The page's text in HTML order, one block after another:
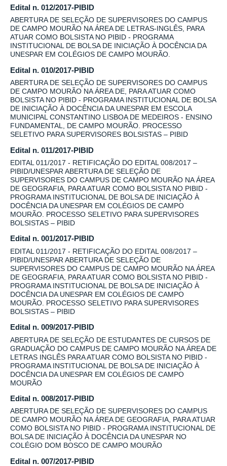
Edital n. 012/2017-PIBID
ABERTURA DE SELEÇÃO DE SUPERVISORES DO CAMPUS
DE CAMPO MOURÃO NA ÁREA DE LETRAS-INGLÊS, PARA
ATUAR COMO BOLSISTA NO PIBID - PROGRAMA
INSTITUCIONAL DE BOLSA DE INICIAÇÃO À DOCÊNCIA DA
UNESPAR EM COLÉGIOS DE CAMPO MOURÃO.
Edital n. 010/2017-PIBID
ABERTURA DE SELEÇÃO DE SUPERVISORES DO CAMPUS
DE CAMPO MOURÃO NA ÁREA DE, PARA ATUAR COMO
BOLSISTA NO PIBID - PROGRAMA INSTITUCIONAL DE BOLSA
DE INICIAÇÃO À DOCÊNCIA DA UNESPAR EM ESCOLA
MUNICIPAL CONSTANTINO LISBOA DE MEDEIROS - ENSINO
FUNDAMENTAL, DE CAMPO MOURÃO. PROCESSO
SELETIVO PARA SUPERVISORES BOLSISTAS – PIBID
Edital n. 011/2017-PIBID
EDITAL 011/2017 - RETIFICAÇÃO DO EDITAL 008/2017 –
PIBID/UNESPAR ABERTURA DE SELEÇÃO DE
SUPERVISORES DO CAMPUS DE CAMPO MOURÃO NA ÁREA
DE GEOGRAFIA, PARA ATUAR COMO BOLSISTA NO PIBID -
PROGRAMA INSTITUCIONAL DE BOLSA DE INICIAÇÃO À
DOCÊNCIA DA UNESPAR EM COLÉGIOS DE CAMPO
MOURÃO. PROCESSO SELETIVO PARA SUPERVISORES
BOLSISTAS – PIBID
Edital n. 001/2017-PIBID
EDITAL 011/2017 - RETIFICAÇÃO DO EDITAL 008/2017 –
PIBID/UNESPAR ABERTURA DE SELEÇÃO DE
SUPERVISORES DO CAMPUS DE CAMPO MOURÃO NA ÁREA
DE GEOGRAFIA, PARA ATUAR COMO BOLSISTA NO PIBID -
PROGRAMA INSTITUCIONAL DE BOLSA DE INICIAÇÃO À
DOCÊNCIA DA UNESPAR EM COLÉGIOS DE CAMPO
MOURÃO. PROCESSO SELETIVO PARA SUPERVISORES
BOLSISTAS – PIBID
Edital n. 009/2017-PIBID
ABERTURA DE SELEÇÃO DE ESTUDANTES DE CURSOS DE
GRADUAÇÃO DO CAMPUS DE CAMPO MOURÃO NA ÁREA DE
LETRAS INGLÊS PARA ATUAR COMO BOLSISTA NO PIBID -
PROGRAMA INSTITUCIONAL DE BOLSA DE INICIAÇÃO À
DOCÊNCIA DA UNESPAR EM COLÉGIOS DE CAMPO
MOURÃO
Edital n. 008/2017-PIBID
ABERTURA DE SELEÇÃO DE SUPERVISORES DO CAMPUS
DE CAMPO MOURÃO NA ÁREA DE GEOGRAFIA, PARA ATUAR
COMO BOLSISTA NO PIBID - PROGRAMA INSTITUCIONAL DE
BOLSA DE INICIAÇÃO À DOCÊNCIA DA UNESPAR NO
COLÉGIO DOM BOSCO DE CAMPO MOURÃO
Edital n. 007/2017-PIBID